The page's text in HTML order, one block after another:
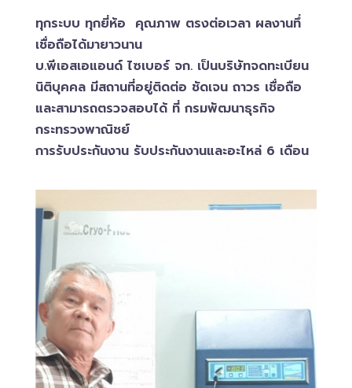
ทุกระบบ ทุกยี่ห้อ คุณภาพ ตรงต่อเวลา ผลงานทึ่
เชื่อถือได้มายาวนาน
บ.พีเอสเอ​แอนด์ ไซเบอร์​ จก. เป็นบริษัทจดทะเบียน
นิติบุคคล​ มีสถานที่อยู่ติดต่อ ชัดเจน ถาวร เชื่อถือ
และสามารถตรวจสอบ​ได้ ที่ กรมพัฒนาธุรกิจ​
กระทรวงพาณิชย์
การรับประกันงาน รับประกันงานและอะไหล่ 6 เดือน